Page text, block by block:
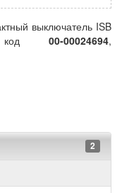
выключатель ISB
код 00-00024694,
2